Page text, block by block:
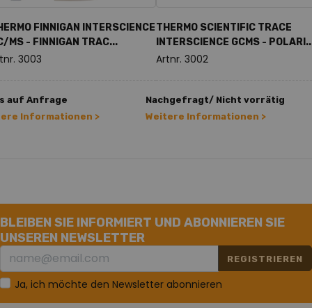
FINNIGAN INTERSCIENCE
MS - FINNIGAN TRAC...
3003
auf Anfrage
Informationen >
THERMO SCIENTIFIC TRACE
INTERSCIENCE GCMS -
Artnr. 3002
Nachgefragt/ Nicht vorrätig
Weitere Informationen >
BLEIBEN SIE INFORMIERT UND ABONNIEREN SIE
UNSEREN NEWSLETTER
REGISTRIEREN
Ja, ich möchte den Newsletter abonnieren